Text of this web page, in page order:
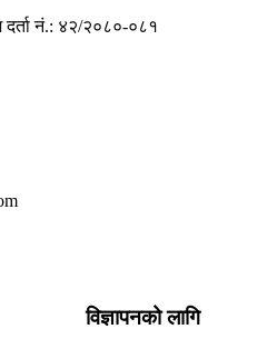
नं.: ४२/२०८०-०८१
विज्ञापनको लागि